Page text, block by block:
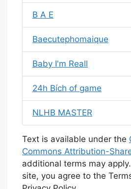
B A E
Baecutephomaique
Baby I'm Reall
24h Bích of game
NLHB MASTER
Text is available under the
Commons Attribution-
additional terms may
site, you agree to the